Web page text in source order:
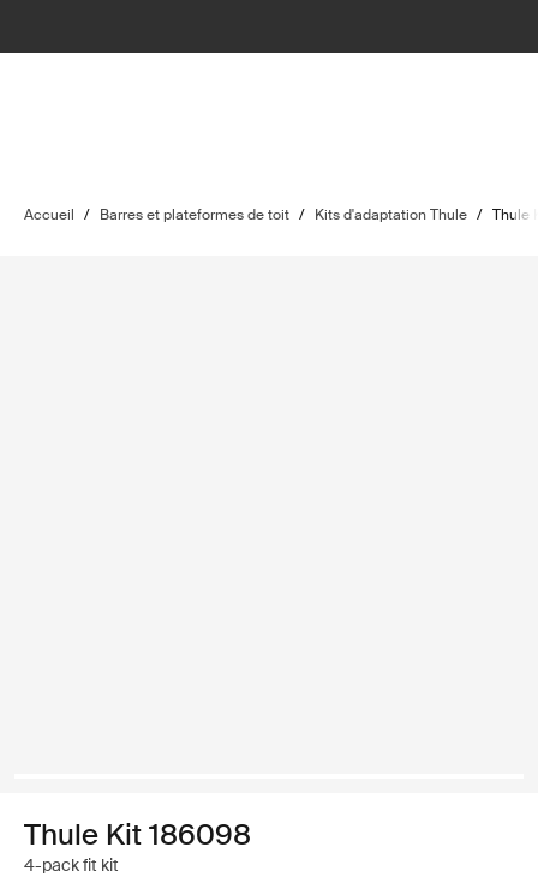
Accueil / Barres et plateformes de toit / Kits d'adaptation Thule / Thule
Thule Kit 186098
4-pack fit kit